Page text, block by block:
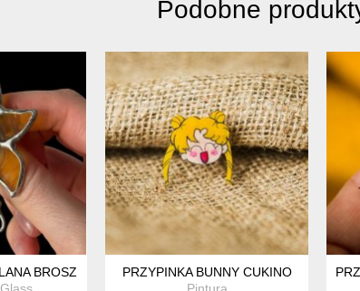
Podobne
BROSZKA KWIAT "SŁONECZNIK"
PRZYPINKA BUNNY CUKINO
Pintura